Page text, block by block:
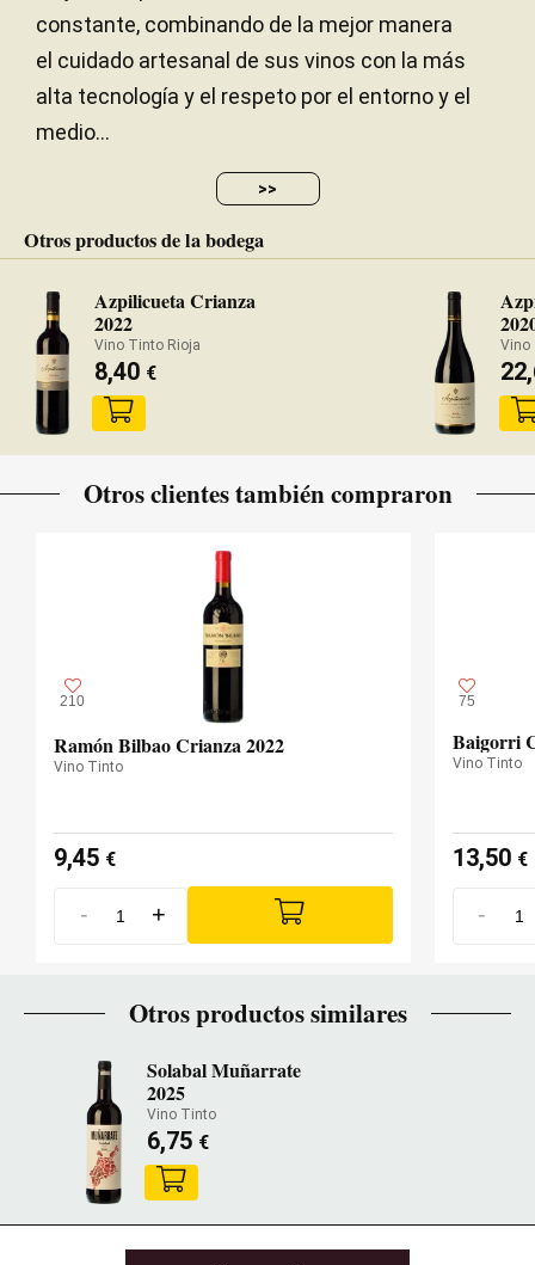
constante, combinando de la mejor manera
el cuidado artesanal de sus vinos con la más
alta tecnología y el respeto por el entorno y el
medio...
>>
Otros productos de la bodega
Azpilicueta Crianza
2022
Vino Tinto Rioja
8,40 €
Vino
Otros clientes también compraron
210
Ramón Bilbao Crianza 2022
Vino Tinto
9,45 €
- +
75
Baigorri
Vino Tinto
13,50 €
-
Otros productos similares
Solabal Muñarrate
2025
Vino Tinto
6,75 €